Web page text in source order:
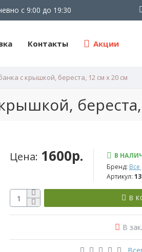
с 9:00 до 19:30
Контакты Акции
с крышкой, береста, 12 см x 20 см
Цена: 1600р.
В
Бренд:
Артикул:
В
В